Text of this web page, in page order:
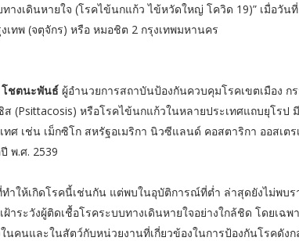
างเดินหายใจ (โรคไข้นกแก้ว ไข้หวัดใหญ่ โควิด 19)” เมื่อวั
ทพ (จตุจักร) หรือ หมอชิต 2 กรุงเทพมหานคร
ชตนะพันธ์ ผู้อำนวยการสถาบันป้องกันควบคุมโรคเขตเมือง ก
(Psittacosis) หรือโรคไข้นกแก้วในหลายประเทศแถบยุโรป
ศ เช่น เม็กซิโก สหรัฐอเมริกา นิวซีแลนด์ คอสตาริกา ออสเตร
พ.ศ. 2539
ำให้เกิดโรคนี้เช่นกัน แต่พบในอุบัติการณ์ที่ต่ำ ล่าสุดยังไม่พบร
าระวังผู้ติดเชื้อโรคระบบทางเดินหายใจอย่างใกล้ชิด โดยเฉ
นคนและในสัตว์กับหน่วยงานที่เกี่ยวข้องในการป้องกันโรคดังก